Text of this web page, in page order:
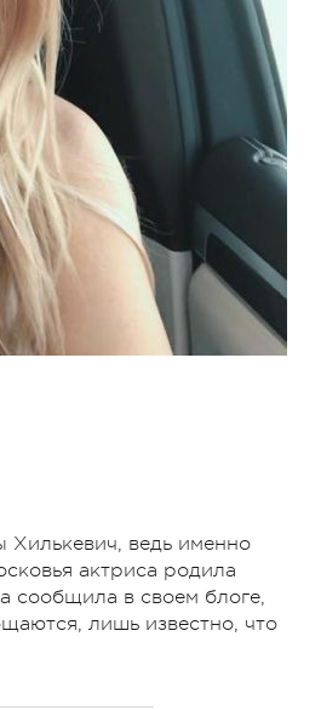
Хилькевич, ведь именно
актриса родила
сообщила в своем блоге,
лишь известно, что